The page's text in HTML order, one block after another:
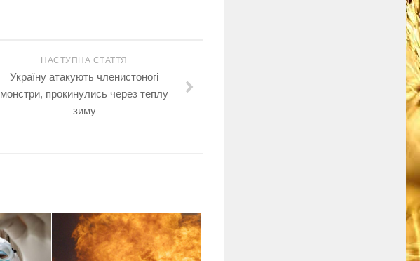
НАСТУПНА СТАТТЯ
Україну атакують членистоногі
монстри, прокинулись через теплу
зиму